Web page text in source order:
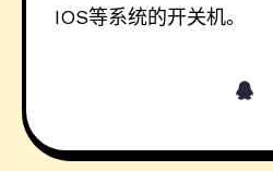
IOS等系统的开关机。